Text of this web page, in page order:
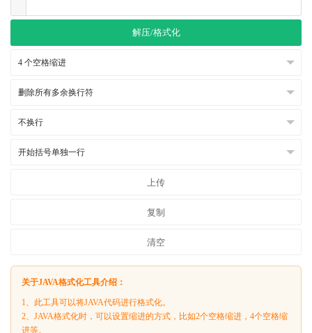
解压/格式化
上传
复制
清空
关于JAVA格式化工具介绍：
1、此工具可以将JAVA代码进行格式化。
2、JAVA格式化时，可以设置缩进的方式，比如2个空格缩进，4个空格缩
进等。